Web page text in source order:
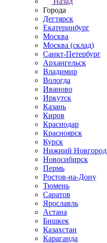
Города
Дегтярск
Екатеринбург
Москва
Москва (склад)
Санкт-Петербург
Архангельск
Владимир
Вологда
Иваново
Иркутск
Казань
Киров
Краснодар
Красноярск
Курск
Нижний Новгород
Новосибирск
Пермь
Ростов-на-Дону
Тюмень
Саратов
Ярославль
Астана
Бишкек
Казахстан
Караганда